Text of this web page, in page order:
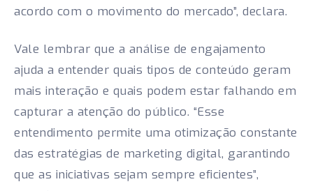
acordo com o movimento do mercado”, declara.
Vale lembrar que a análise de engajamento
ajuda a entender quais tipos de conteúdo geram
mais interação e quais podem estar falhando em
capturar a atenção do público. “Esse
entendimento permite uma otimização constante
das estratégias de marketing digital, garantindo
que as iniciativas sejam sempre eficientes”,